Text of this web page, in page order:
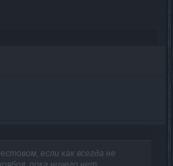
если как всегда не